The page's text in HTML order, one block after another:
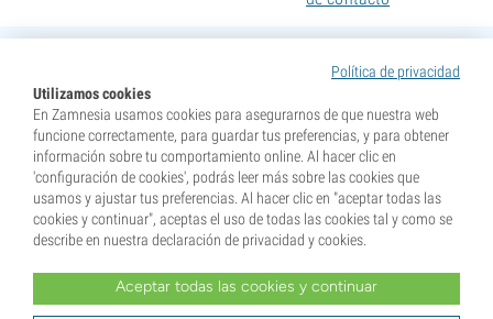
Política de privacidad
Utilizamos cookies
En Zamnesia usamos cookies para asegurarnos de que nuestra web
funcione correctamente, para guardar tus preferencias, y para obtener
información sobre tu comportamiento online. Al hacer clic en
'configuración de cookies', podrás leer más sobre las cookies que
usamos y ajustar tus preferencias. Al hacer clic en "aceptar todas las
cookies y continuar", aceptas el uso de todas las cookies tal y como se
describe en nuestra declaración de privacidad y cookies.
Aceptar todas las cookies y continuar
* Nuestras semillas se venden como suvenires. La germinación de semillas es ilegal en muchos